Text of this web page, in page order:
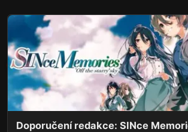
Doporučení redakce: SINce